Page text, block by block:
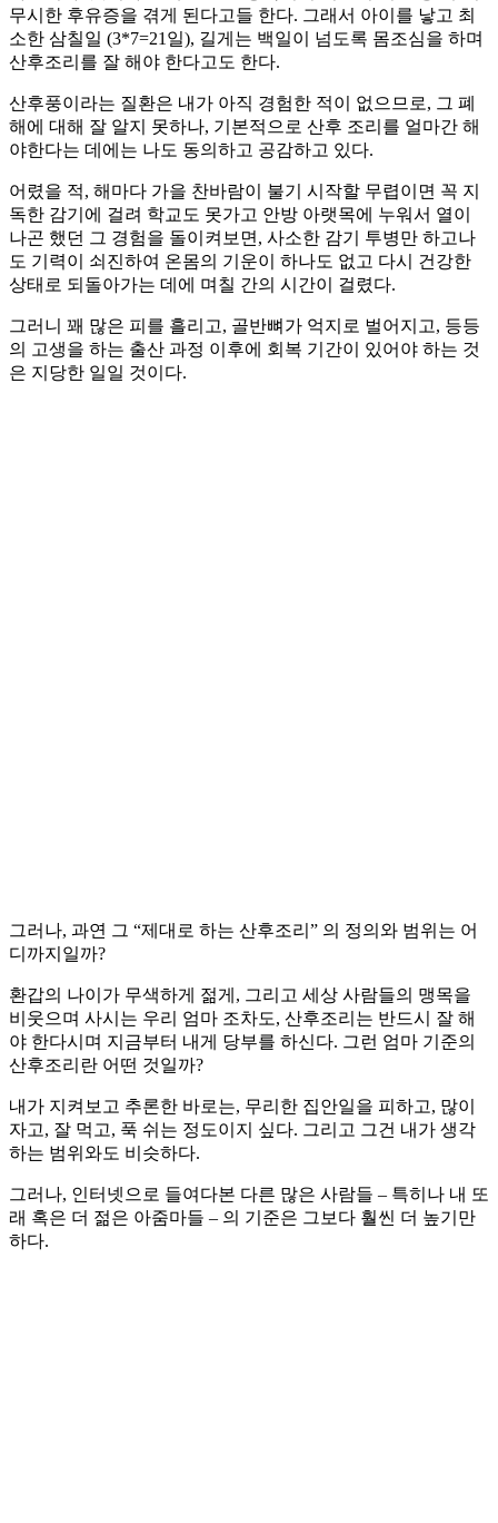
무시한 후유증을 겪게 된다고들 한다. 그래서 아이를 낳고 최
소한 삼칠일 (3*7=21일), 길게는 백일이 넘도록 몸조심을 하며
산후조리를 잘 해야 한다고도 한다.
산후풍이라는 질환은 내가 아직 경험한 적이 없으므로, 그 폐
해에 대해 잘 알지 못하나, 기본적으로 산후 조리를 얼마간 해
야한다는 데에는 나도 동의하고 공감하고 있다.
어렸을 적, 해마다 가을 찬바람이 불기 시작할 무렵이면 꼭 지
독한 감기에 걸려 학교도 못가고 안방 아랫목에 누워서 열이
나곤 했던 그 경험을 돌이켜보면, 사소한 감기 투병만 하고나
도 기력이 쇠진하여 온몸의 기운이 하나도 없고 다시 건강한
상태로 되돌아가는 데에 며칠 간의 시간이 걸렸다.
그러니 꽤 많은 피를 흘리고, 골반뼈가 억지로 벌어지고, 등등
의 고생을 하는 출산 과정 이후에 회복 기간이 있어야 하는 것
은 지당한 일일 것이다.
그러나, 과연 그 “제대로 하는 산후조리” 의 정의와 범위는 어
디까지일까?
환갑의 나이가 무색하게 젊게, 그리고 세상 사람들의 맹목을
비웃으며 사시는 우리 엄마 조차도, 산후조리는 반드시 잘 해
야 한다시며 지금부터 내게 당부를 하신다. 그런 엄마 기준의
산후조리란 어떤 것일까?
내가 지켜보고 추론한 바로는, 무리한 집안일을 피하고, 많이
자고, 잘 먹고, 푹 쉬는 정도이지 싶다. 그리고 그건 내가 생각
하는 범위와도 비슷하다.
그러나, 인터넷으로 들여다본 다른 많은 사람들 – 특히나 내 또
래 혹은 더 젊은 아줌마들 – 의 기준은 그보다 훨씬 더 높기만
하다.